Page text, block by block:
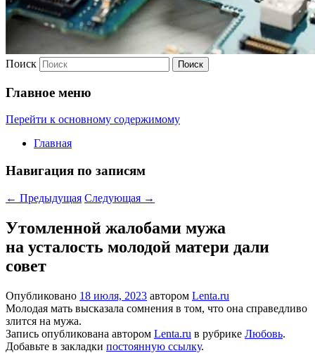
Поиск
Главное меню
Перейти к основному содержимому
Главная
Навигация по записям
← Предыдущая Следующая →
Утомленной жалобами мужа
на усталость молодой матери дали
совет
Опубликовано 18 июля, 2023 автором Lenta.ru
Молодая мать высказала сомнения в том, что она справедливо
злится на мужа.
Запись опубликована автором Lenta.ru в рубрике Любовь.
Добавьте в закладки постоянную ссылку.